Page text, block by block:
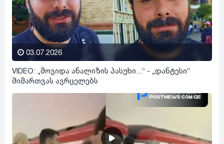
03.07.2026
VIDEO: „მოვიდა ანალიზის პასუხი...“ - „დანტესი“
მიმართვას ავრცელებს